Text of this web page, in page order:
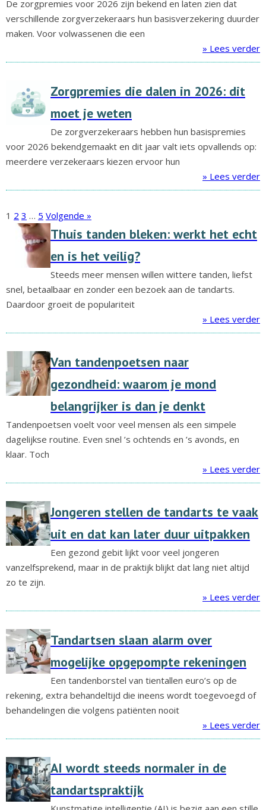
De zorgpremies voor 2026 zijn bekend en laten zien dat
verschillende zorgverzekeraars hun basisverzekering duurder
maken. Voor volwassenen die een
» Lees verder
Zorgpremies die dalen in 2026: dit
moet je weten
De zorgverzekeraars hebben hun basispremies
voor 2026 bekendgemaakt en dit jaar valt iets opvallends op:
meerdere verzekeraars kiezen ervoor hun
» Lees verder
1 2 3 … 5 Volgende »
Thuis tanden bleken: werkt het echt
en is het veilig?
Steeds meer mensen willen wittere tanden, liefst
snel, betaalbaar en zonder een bezoek aan de tandarts.
Daardoor groeit de populariteit
» Lees verder
Van tandenpoetsen naar
gezondheid: waarom je mond
belangrijker is dan je denkt
Tandenpoetsen voelt voor veel mensen als een simpele
dagelijkse routine. Even snel ’s ochtends en ’s avonds, en
klaar. Toch
» Lees verder
Jongeren stellen de tandarts te vaak
uit en dat kan later duur uitpakken
Een gezond gebit lijkt voor veel jongeren
vanzelfsprekend, maar in de praktijk blijkt dat lang niet altijd
zo te zijn.
» Lees verder
Tandartsen slaan alarm over
mogelijke opgepompte rekeningen
Een tandenborstel van tientallen euro’s op de
rekening, extra behandeltijd die ineens wordt toegevoegd of
behandelingen die volgens patiënten nooit
» Lees verder
AI wordt steeds normaler in de
tandartspraktijk